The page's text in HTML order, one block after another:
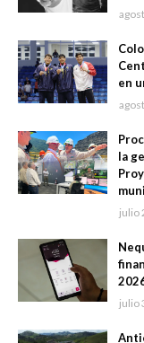
en
la
julio
julio